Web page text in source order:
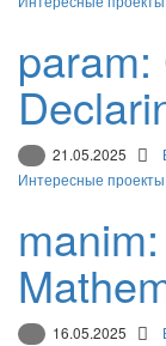
21.05.2025
Интересные
16.05.2025